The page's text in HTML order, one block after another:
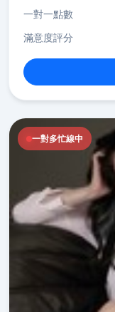
一對一點數
滿意度評分
一對多忙線中